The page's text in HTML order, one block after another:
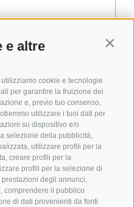
e altre
cookie e tecnologie
per garantire la fruizione dei
e, previo tuo consenso,
utilizzare i tuoi dati per
su dispositivo e/o
selezione della pubblicità,
utilizzare profili per la
creare profili per la
profili per la selezione di
degli annunci,
comprendere il pubblico
di dati provenienti da fonti
Details